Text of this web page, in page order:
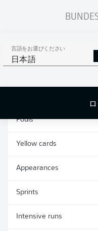
言語をお選びください
日本語
統計 シ
TACKLES
Fouls
Yellow cards
Appearances
Sprints
Intensive runs